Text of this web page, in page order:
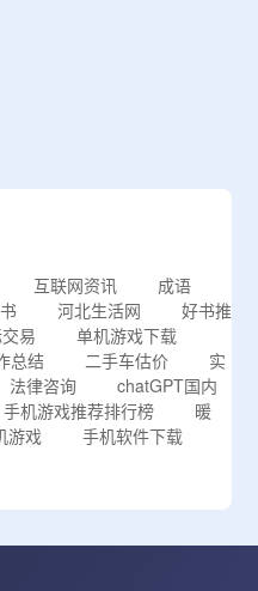
互联网资讯
成语
河北生活网
好书推
易
单机游戏下载
总结 二手车估价
实
法律咨询
chatGPT国内
手机游戏推荐排行榜
暖
游戏 手机软件下载